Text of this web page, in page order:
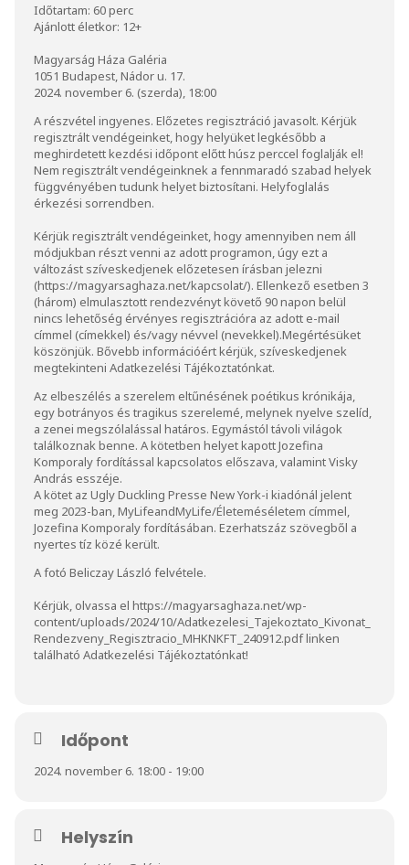
Időtartam: 60 perc
Ajánlott életkor: 12+
Magyarság Háza Galéria
1051 Budapest, Nádor u. 17.
2024. november 6. (szerda), 18:00
A részvétel ingyenes. Előzetes regisztráció javasolt. Kérjük
regisztrált vendégeinket, hogy helyüket legkésőbb a
meghirdetett kezdési időpont előtt húsz perccel foglalják el!
Nem regisztrált vendégeinknek a fennmaradó szabad helyek
függvényében tudunk helyet biztosítani. Helyfoglalás
érkezési sorrendben.
Kérjük regisztrált vendégeinket, hogy amennyiben nem áll
módjukban részt venni az adott programon, úgy ezt a
változást szíveskedjenek előzetesen írásban jelezni
(https://magyarsaghaza.net/kapcsolat/). Ellenkező esetben 3
(három) elmulasztott rendezvényt követő 90 napon belül
nincs lehetőség érvényes regisztrációra az adott e-mail
címmel (címekkel) és/vagy névvel (nevekkel).Megértésüket
köszönjük. Bővebb információért kérjük, szíveskedjenek
megtekinteni Adatkezelési Tájékoztatónkat.
Az elbeszélés a szerelem eltűnésének poétikus krónikája,
egy botrányos és tragikus szerelemé, melynek nyelve szelíd,
a zenei megszólalással határos. Egymástól távoli világok
találkoznak benne. A kötetben helyet kapott Jozefina
Komporaly fordítással kapcsolatos előszava, valamint Visky
András esszéje.
A kötet az Ugly Duckling Presse New York-i kiadónál jelent
meg 2023-ban, MyLifeandMyLife/Életeméséletem címmel,
Jozefina Komporaly fordításában. Ezerhatszáz szövegből a
nyertes tíz közé került.
A fotó Beliczay László felvétele.
Kérjük, olvassa el https://magyarsaghaza.net/wp-
content/uploads/2024/10/Adatkezelesi_Tajekoztato_Kivonat_
Rendezveny_Regisztracio_MHKNKFT_240912.pdflinken
található Adatkezelési Tájékoztatónkat!
Időpont
2024. november 6. 18:00 - 19:00
Helyszín